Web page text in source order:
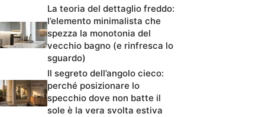
La teoria del dettaglio freddo:
l’elemento minimalista che
spezza la monotonia del
vecchio bagno (e rinfresca lo
sguardo)
Il segreto dell’angolo cieco:
perché posizionare lo
specchio dove non batte il
sole è la vera svolta estiva